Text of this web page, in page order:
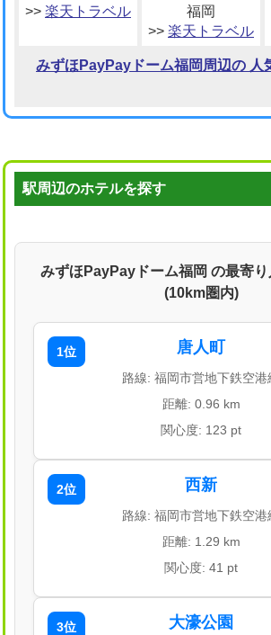
>> 楽天トラベル
福岡
>> 楽天トラベル
みずほPayPayドーム福岡周辺の 人
駅周辺のホテルを探す
みずほPayPayドーム福岡 の最寄
(10km圏内)
1位 唐人町
路線: 福岡市営地下鉄空港
距離: 0.96 km
関心度: 123 pt
2位 西新
路線: 福岡市営地下鉄空港
距離: 1.29 km
関心度: 41 pt
3位 大濠公園